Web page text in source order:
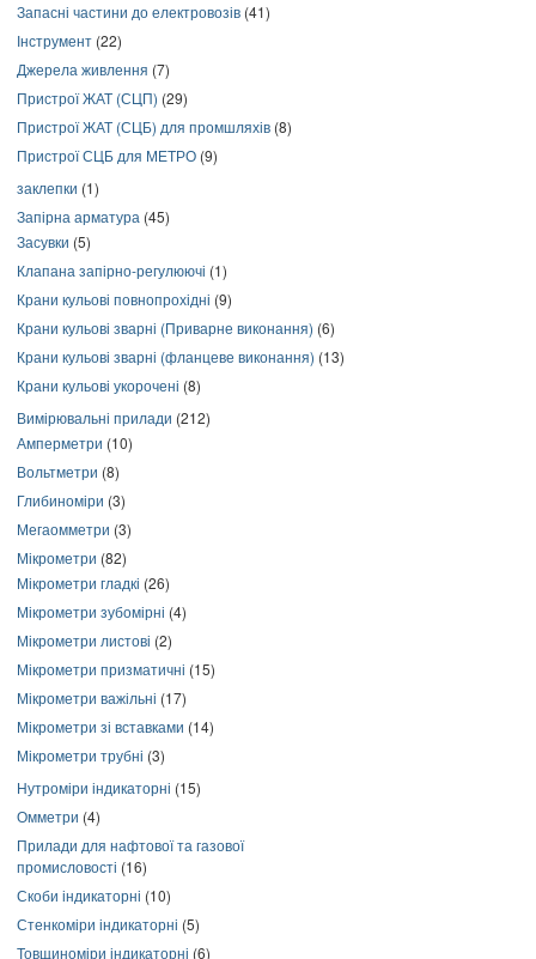
Запасні частини до електровозів (41)
Інструмент (22)
Джерела живлення (7)
Пристрої ЖАТ (СЦП) (29)
Пристрої ЖАТ (СЦБ) для промшляхів (8)
Пристрої СЦБ для МЕТРО (9)
заклепки (1)
Запірна арматура (45)
Засувки (5)
Клапана запірно-регулюючі (1)
Крани кульові повнопрохідні (9)
Крани кульові зварні (Приварне виконання) (6)
Крани кульові зварні (фланцеве виконання) (13)
Крани кульові укорочені (8)
Вимірювальні прилади (212)
Амперметри (10)
Вольтметри (8)
Глибиноміри (3)
Мегаомметри (3)
Мікрометри (82)
Мікрометри гладкі (26)
Мікрометри зубомірні (4)
Мікрометри листові (2)
Мікрометри призматичні (15)
Мікрометри важільні (17)
Мікрометри зі вставками (14)
Мікрометри трубні (3)
Нутроміри індикаторні (15)
Омметри (4)
Прилади для нафтової та газової
промисловості (16)
Скоби індикаторні (10)
Стенкоміри індикаторні (5)
Товщиноміри індикаторні (6)